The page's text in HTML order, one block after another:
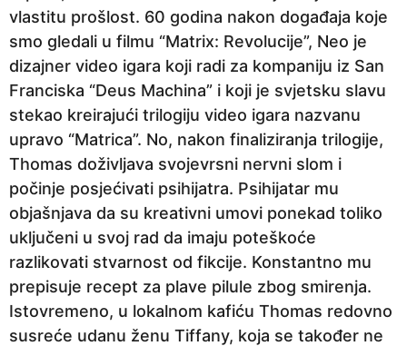
vlastitu prošlost. 60 godina nakon događaja koje
smo gledali u filmu “Matrix: Revolucije”, Neo je
dizajner video igara koji radi za kompaniju iz San
Franciska “Deus Machina” i koji je svjetsku slavu
stekao kreirajući trilogiju video igara nazvanu
upravo “Matrica”. No, nakon finaliziranja trilogije,
Thomas doživljava svojevrsni nervni slom i
počinje posjećivati psihijatra. Psihijatar mu
objašnjava da su kreativni umovi ponekad toliko
uključeni u svoj rad da imaju poteškoće
razlikovati stvarnost od fikcije. Konstantno mu
prepisuje recept za plave pilule zbog smirenja.
Istovremeno, u lokalnom kafiću Thomas redovno
susreće udanu ženu Tiffany, koja se također ne